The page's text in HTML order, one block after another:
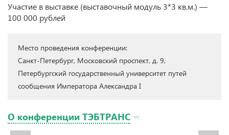
Участие в выставке (выставочный модуль 3*3 кв.м.) —
100 000 рублей
Место проведения конференции:
Санкт-Петербург, Московский проспект, д. 9,
Петербургский государственный университет путей
сообщения Императора Александра I
О конференции ТЭБТРАНС